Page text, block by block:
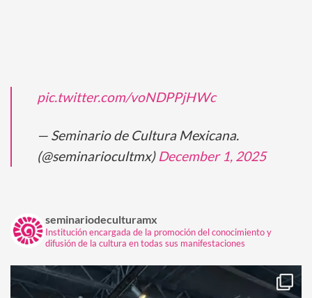
pic.twitter.com/voNDPPjHWc
— Seminario de Cultura Mexicana.
(@seminariocultmx) December 1, 2025
seminariodeculturamx
Institución encargada de la promoción del conocimiento y
difusión de la cultura en todas sus manifestaciones